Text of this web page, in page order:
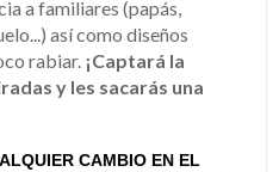
a familiares (papás,
así como diseños
rabiar. ¡Captará la
y les sacarás una
CAMBIO EN EL